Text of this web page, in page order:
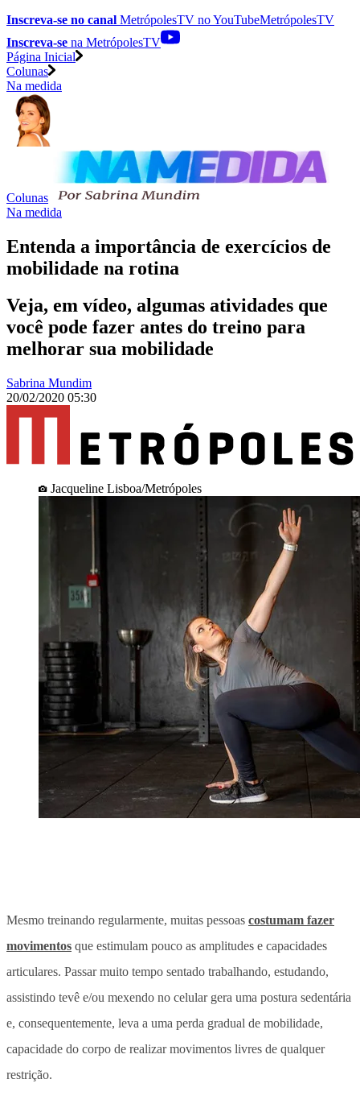
Inscreva-se no canal MetrópolesTV noYouTubeMetrópolesTV
Inscreva-se na MetrópolesTV
Página Inicial
Colunas
Na medida
Colunas
Na medida
Entenda a importância de exercícios de
mobilidade na rotina
Veja, em vídeo, algumas atividades que
você pode fazer antes do treino para
melhorar sua mobilidade
Sabrina Mundim
20/02/2020 05:30
Jacqueline Lisboa/Metrópoles
Mesmo treinando regularmente, muitas pessoas costumam fazer
movimentos que estimulam pouco as amplitudes e capacidades
articulares. Passar muito tempo sentado trabalhando, estudando,
assistindo tevê e/ou mexendo no celular gera uma postura sedentária
e, consequentemente, leva a uma perda gradual de mobilidade,
capacidade do corpo de realizar movimentos livres de qualquer
restrição.